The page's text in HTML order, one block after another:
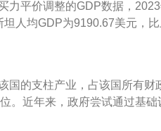
力平价调整的GDP数据，
人均GDP为9190.67美元，
国的支柱产业，占该国所有财
。近年来，政府尝试通过基